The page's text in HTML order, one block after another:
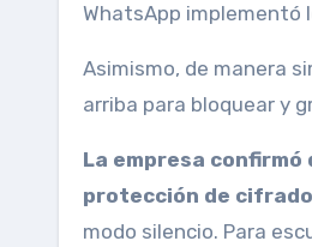
WhatsApp implementó
Asimismo, de manera
arriba para bloquear y
La empresa confirmó
protección de
modo silencio. Para